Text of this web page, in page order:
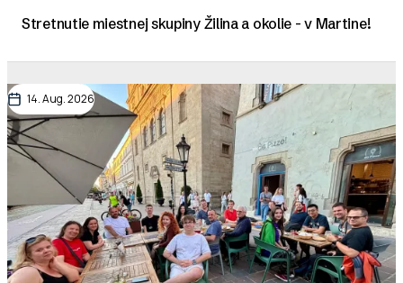
Stretnutie miestnej skupiny Žilina a okolie - v Martine!
14. Aug. 2026